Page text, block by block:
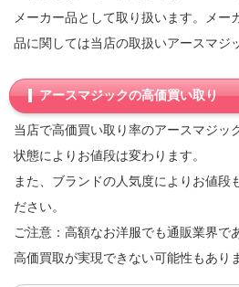
メーカー品として取り扱います。メー
品に関しては当店の取扱いアースマジ
アースマジックの高価買い取り
当店で高価買い取り率のアースマジッ
状態によりお値段は変わります。
また、ブランドの人気度によりお値段
ださい。
ご注意：高額なお洋服でも通販業界で
高価買取が実現できない可能性もあり